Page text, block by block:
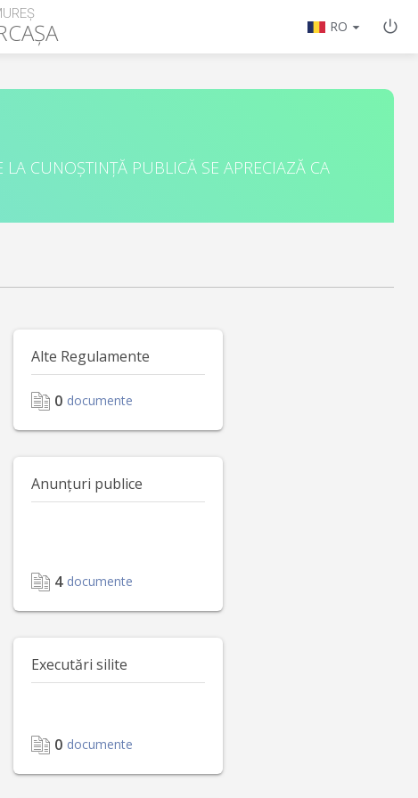
RO
CUNOȘTINȚĂ PUBLICĂ SE APRECIAZĂ CA
Alte Regulamente
0 documente
Anunțuri publice
4 documente
Executări silite
0 documente